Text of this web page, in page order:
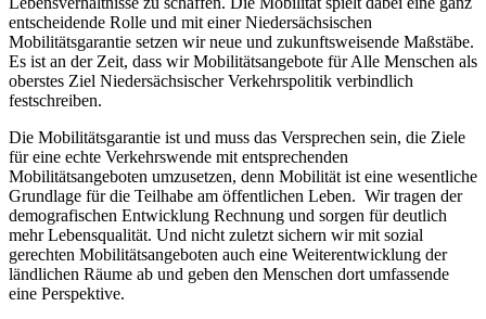
entscheidende Rolle und mit einer Niedersächsischen
Mobilitätsgarantie setzen wir neue und zukunftsweisende Maßstäbe.
Es ist an der Zeit, dass wir Mobilitätsangebote für Alle Menschen als
oberstes Ziel Niedersächsischer Verkehrspolitik verbindlich
festschreiben.
Die Mobilitätsgarantie ist und muss das Versprechen sein, die Ziele
für eine echte Verkehrswende mit entsprechenden
Mobilitätsangeboten umzusetzen, denn Mobilität ist eine wesentliche
Grundlage für die Teilhabe am öffentlichen Leben. Wir tragen der
demografischen Entwicklung Rechnung und sorgen für deutlich
mehr Lebensqualität. Und nicht zuletzt sichern wir mit sozial
gerechten Mobilitätsangeboten auch eine Weiterentwicklung der
ländlichen Räume ab und geben den Menschen dort umfassende
eine Perspektive.